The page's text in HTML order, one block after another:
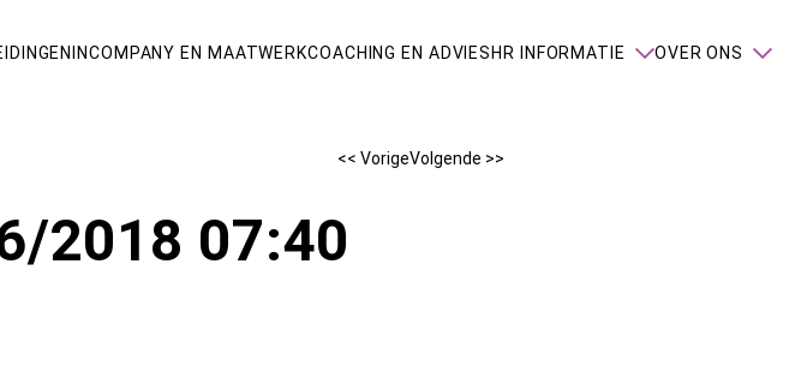
INCOMPANY EN MAATWERKCOACHING EN ADVIES HR INFORMATIE OVER ONS
<< VorigeVolgende >>
2018 07:40